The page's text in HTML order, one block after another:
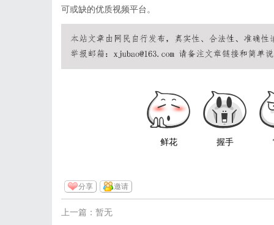
可或缺的优质视频平台。
鲜花 握手
分享 邀请
上一篇：暂无